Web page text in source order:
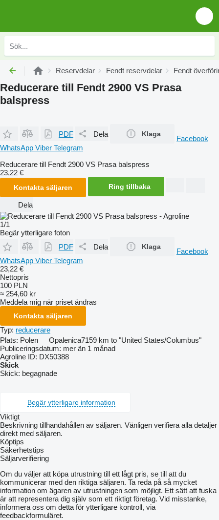
Reservdelar Fendt reservdelar Fendt
Reducerare till Fendt 2900 VS Prasa
balspress
PDF Dela Klaga
Facebook
WhatsApp Viber Telegram
Reducerare till Fendt 2900 VS Prasa balspress
23,22 €
Kontakta säljaren Ring tillbaka
Dela
1/1
Begär ytterligare foton
PDF
Dela Klaga
Facebook
WhatsApp Viber Telegram
23,22 €
Nettopris
100 PLN
≈ 254,60 kr
Meddela mig när priset ändras
Kontakta säljaren
Typ: reducerare
Plats: Polen Opalenica7159 km to "United States/Columbus"
Publiceringsdatum: mer än 1 månad
Agroline ID: DX50388
Skick
Skick: begagnade
Begär ytterligare information
Viktigt
Beskrivning tillhandahållen av säljaren. Vänligen verifiera alla detaljer
direkt med säljaren.
Köptips
Säkerhetstips
Säljarverifiering
Om du väljer att köpa utrustning till ett lågt pris, se till att du
kommunicerar med den riktiga säljaren. Ta reda på så mycket
information om ägaren av utrustningen som möjligt. Ett sätt att fuska
är att representera dig själv som ett riktigt företag. Vid misstanke,
informera oss om detta för ytterligare kontroll, via
feedbackformuläret.